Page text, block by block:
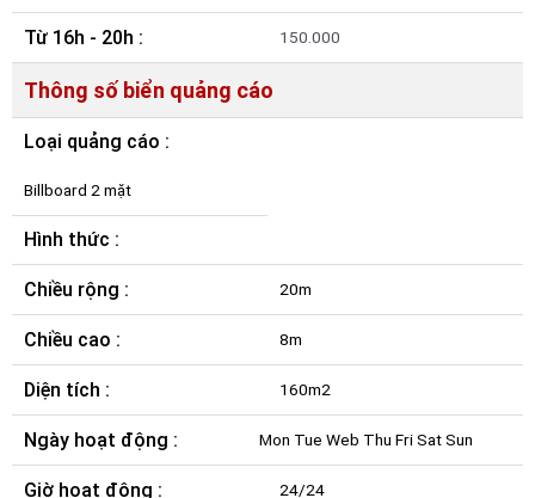
Từ 16h - 20h : 150.000
Thông số biển quảng cáo
Loại quảng cáo :
Billboard 2 mặt
Hình thức :
Chiều rộng : 20m
Chiều cao : 8m
Diện tích : 160m2
Ngày hoạt động : Mon Tue Web Thu Fri Sat Sun
Giờ hoạt động : 24/24